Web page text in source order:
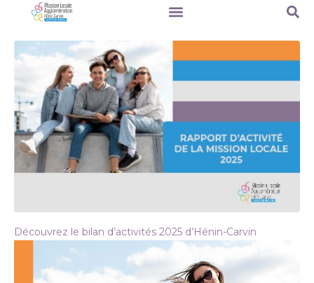
Découvrez le bilan d’activités 2025 d’Hénin-Carvin